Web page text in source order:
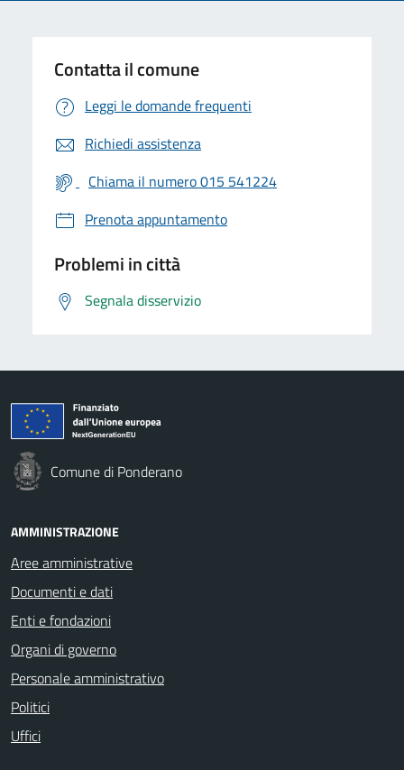
Contatta il comune
Leggi le domande frequenti
Richiedi assistenza
Chiama il numero 015 541224
Prenota appuntamento
Problemi in città
Segnala disservizio
Comune di Ponderano
AMMINISTRAZIONE
Aree amministrative
Documenti e dati
Enti e fondazioni
Organi di governo
Personale amministrativo
Politici
Uffici